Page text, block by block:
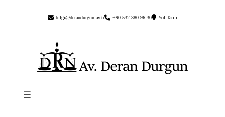
bilgi@derandurgun.av.tr +90 532 380 96 30 Yol Tarifi
☰